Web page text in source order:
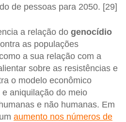
de pessoas para 2050. [29]
a relação do genocídio
as populações
a sua relação com a
sobre as resistências e
o modelo econômico
aniquilação do meio
e não humanas. Em
aumento nos números de